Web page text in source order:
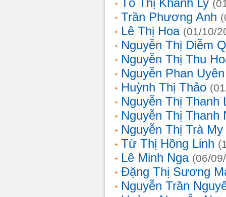
Tô Thị Khánh Ly
Trần Phương Anh
Lê Thị Hoa (01/10/
Nguyễn Thị Diễm
Nguyễn Thị Thu
Nguyễn Phan
Huỳnh Thị Thảo
Nguyễn Thị Thanh
Nguyễn Thị Thanh
Nguyễn Thị Trà My
Từ Thị Hồng Linh
Lê Minh Nga (06/
Đặng Thị Sương
Nguyễn Trần